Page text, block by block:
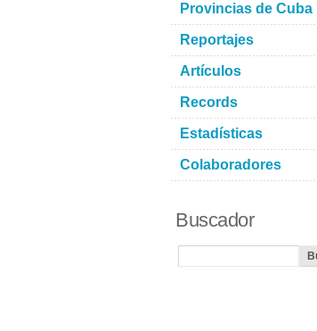
Provincias de Cuba
Reportajes
Artículos
Records
Estadísticas
Colaboradores
Buscador